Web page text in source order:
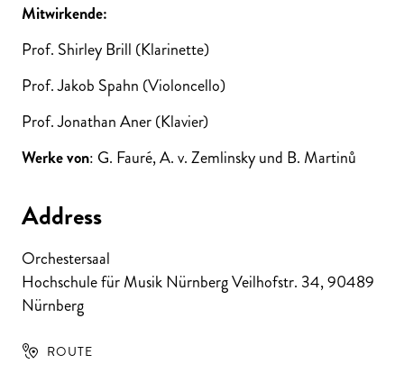
Mitwirkende:
Prof. Shirley Brill (Klarinette)
Prof. Jakob Spahn (Violoncello)
Prof. Jonathan Aner (Klavier)
Werke von: G. Fauré, A. v. Zemlinsky und B. Martinů
Address
Orchestersaal
Hochschule für Musik Nürnberg Veilhofstr. 34,90489
Nürnberg
ROUTE